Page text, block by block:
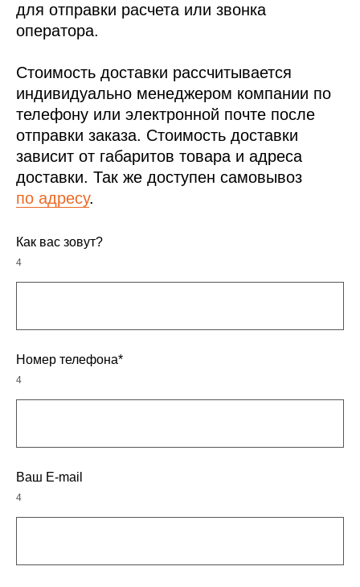
для отправки расчета или звонка
оператора.
Стоимость доставки рассчитывается
индивидуально менеджером компании по
телефону или электронной почте после
отправки заказа. Стоимость доставки
зависит от габаритов товара и адреса
доставки. Так же доступен самовывоз
по адресу.
Как вас зовут?
4
Номер телефона*
4
Ваш E-mail
4